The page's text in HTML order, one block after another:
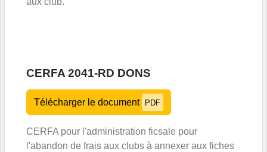
CERFA 2041-RD DONS
Télécharger le document PDF
CERFA pour l'administration ficsale pour
l'abandon de frais aux clubs à annexer aux fiches